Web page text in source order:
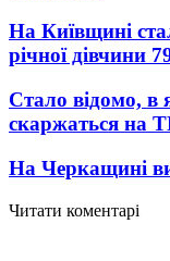
На Київщині
річної дівчини
Стало відомо, в
скаржаться на
На Черкащині
Читати коментарі